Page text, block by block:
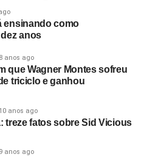
ensinando como
anos
8 anos ago
que Wagner Montes sofreu
triciclo e ganhou
10 anos ago
treze fatos sobre Sid Vicious
9 anos ago